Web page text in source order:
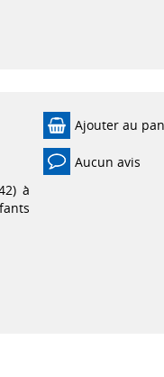
à
Ajouter au
Aucun avis